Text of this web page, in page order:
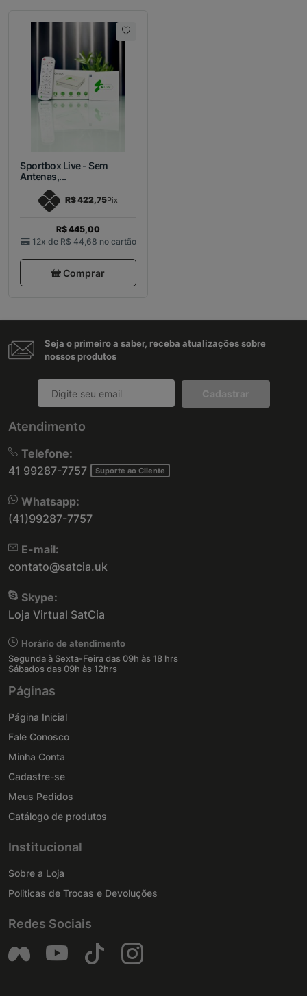
Sportbox Live - Sem
Antenas,...
R$ 422,75Pix
R$ 445,00
12x de R$ 44,68 no cartão
Comprar
Seja o primeiro a saber, receba atualizações sobre
nossos produtos
Cadastrar
Atendimento
Telefone:
41 99287-7757
Suporte ao Cliente
Whatsapp:
(41)99287-7757
E-mail:
contato@satcia.uk
Skype:
Loja Virtual SatCia
Horário de atendimento
Segunda à Sexta-Feira das 09h às 18 hrs
Sábados das 09h às 12hrs
Páginas
Página Inicial
Fale Conosco
Minha Conta
Cadastre-se
Meus Pedidos
Catálogo de produtos
Institucional
Sobre a Loja
Politicas de Trocas e Devoluções
Redes Sociais